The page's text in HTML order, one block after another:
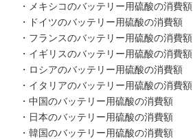
・メキシコのバッテリー用硫酸の消費額
・ドイツのバッテリー用硫酸の消費額
・フランスのバッテリー用硫酸の消費額
・イギリスのバッテリー用硫酸の消費額
・ロシアのバッテリー用硫酸の消費額
・イタリアのバッテリー用硫酸の消費額
・中国のバッテリー用硫酸の消費額
・日本のバッテリー用硫酸の消費額
・韓国のバッテリー用硫酸の消費額